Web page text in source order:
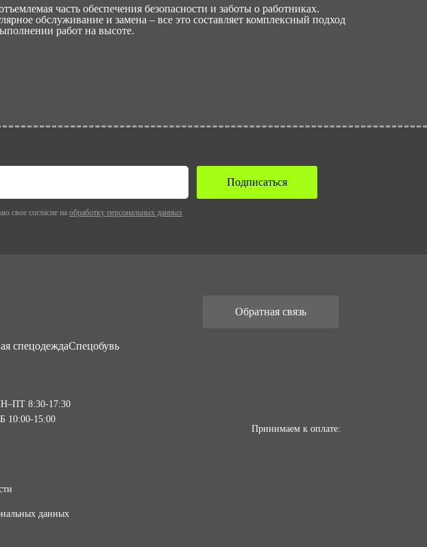
часть обеспечения безопасности и заботы о работниках.
обслуживание и замена – все это составляет комплексный подход
работ на высоте.
свое согласие на обработку персональных данных
Подписаться
спецодеждаСпецобувь
8:30-17:30
10:00-15:00
Обратная связь
Принимаем к оплате:
данных